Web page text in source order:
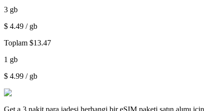
3 gb
$ 4.49 / gb
Toplam $13.47
1 gb
$ 4.99 / gb
Get a 3 nakit para iadesi herhangi bir eSIM paketi satın alımı için